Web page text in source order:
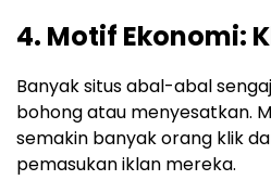
4. Motif Ekonomi:
Banyak situs abal-abal
bohong atau menyesatkan.
semakin banyak orang klik
pemasukan iklan mereka.